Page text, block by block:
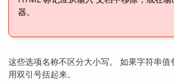
器。
这些选项名称不区分大小写。 如果字符串值
用双引号括起来。